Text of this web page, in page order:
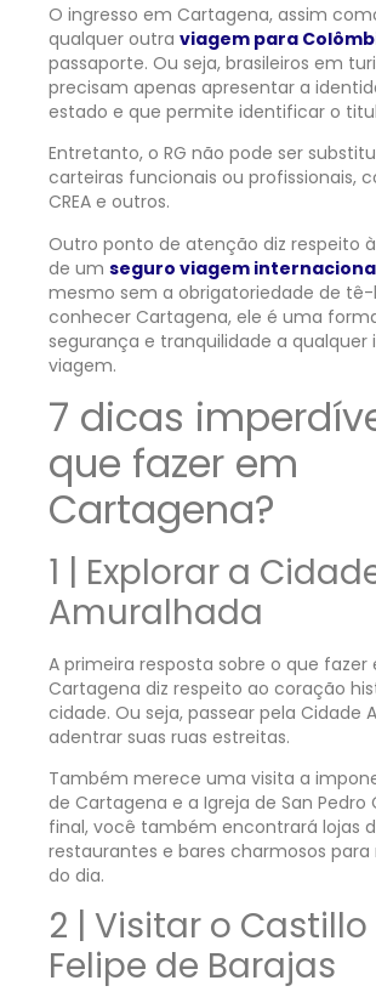
O ingresso em Cartagena, assim
qualquer outra viagem para
passaporte. Ou seja, brasileiros em
precisam apenas apresentar a
estado e que permite identificar o
Entretanto, o RG não pode ser
carteiras funcionais ou profissionais,
CREA e outros.
Outro ponto de atenção diz respeito
de um seguro viagem
mesmo sem a obrigatoriedade de tê-
conhecer Cartagena, ele é uma
segurança e tranquilidade a qualquer
viagem.
7 dicas
que fazer em
Cartagena?
1 | Explorar a
Amuralhada
A primeira resposta sobre o que fazer
Cartagena diz respeito ao coração
cidade. Ou seja, passear pela Cidade
adentrar suas ruas estreitas.
Também merece uma visita a
de Cartagena e a Igreja de San Pedro
final, você também encontrará lojas
restaurantes e bares charmosos para
do dia.
2 | Visitar o
Felipe de Barajas